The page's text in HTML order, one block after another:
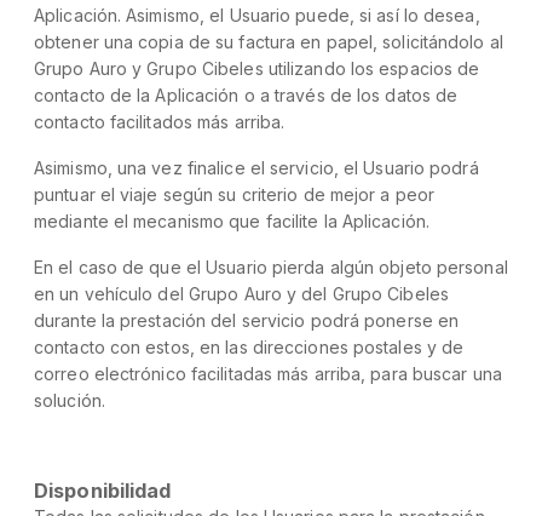
Aplicación. Asimismo, el Usuario puede, si así lo desea,
obtener una copia de su factura en papel, solicitándolo al
Grupo Auro y Grupo Cibeles utilizando los espacios de
contacto de la Aplicación o a través de los datos de
contacto facilitados más arriba.
Asimismo, una vez finalice el servicio, el Usuario podrá
puntuar el viaje según su criterio de mejor a peor
mediante el mecanismo que facilite la Aplicación.
En el caso de que el Usuario pierda algún objeto personal
en un vehículo del Grupo Auro y del Grupo Cibeles
durante la prestación del servicio podrá ponerse en
contacto con estos, en las direcciones postales y de
correo electrónico facilitadas más arriba, para buscar una
solución.
Disponibilidad